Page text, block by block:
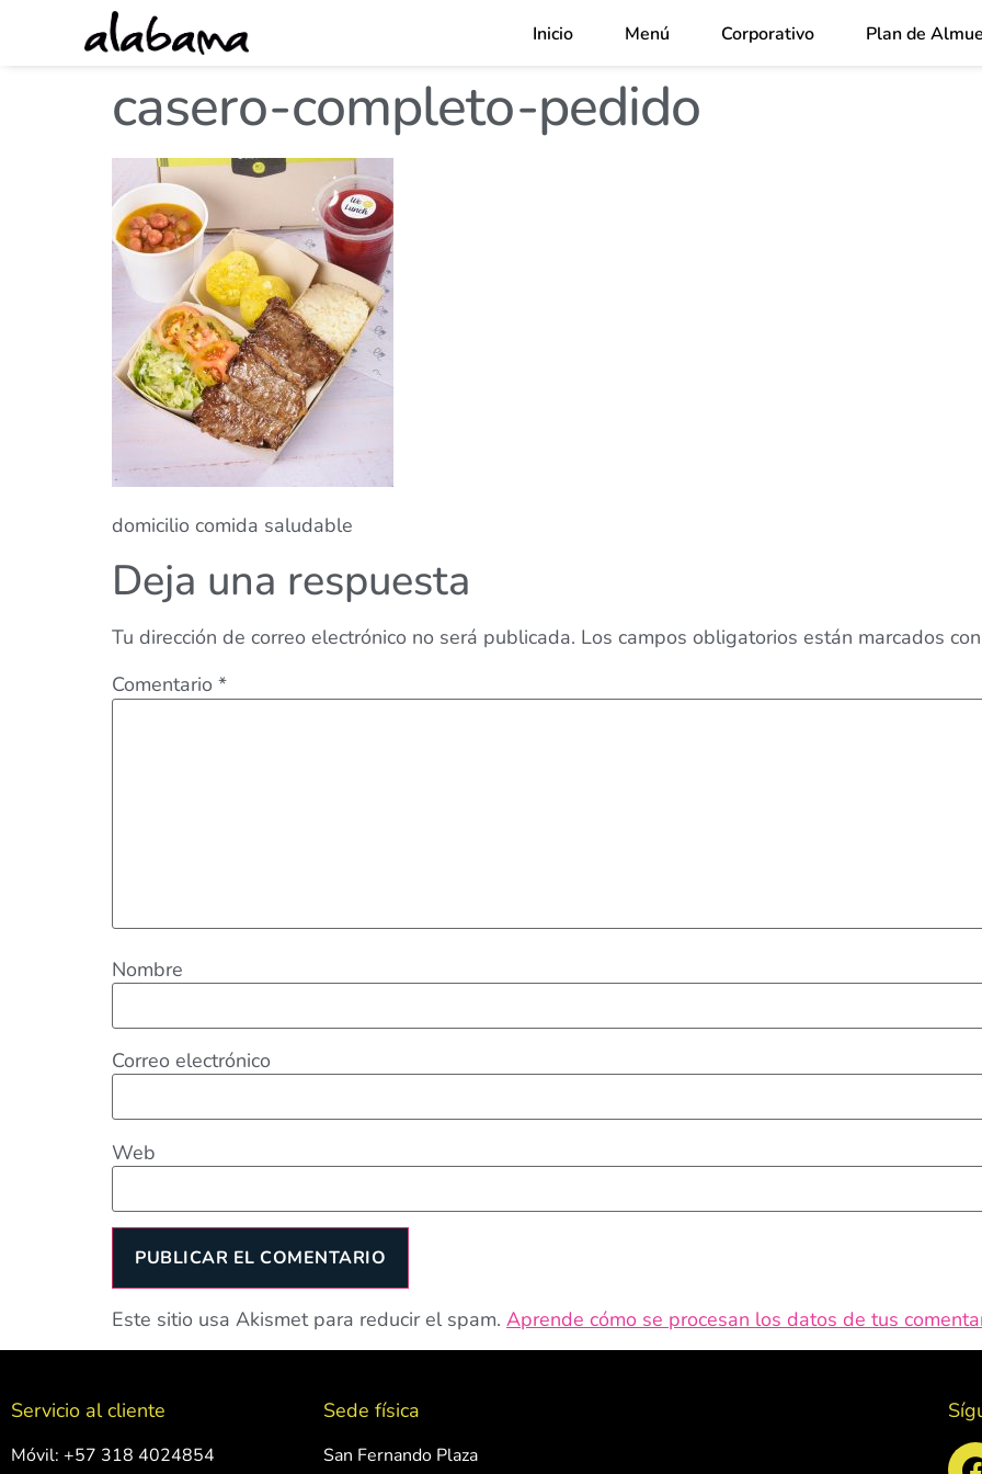
Inicio Menú Corporativo Plan de
casero-completo-pedido
domicilio comida saludable
Deja una respuesta
Tu dirección de correo electrónico no será publicada. Los campos obligatorios están marcados
Comentario *
Nombre
Correo electrónico
Web
Este sitio usa Akismet para reducir el spam. Aprende cómo se procesan los datos de tus
Servicio al cliente
Móvil: +57 318 4024854
Sede física
San Fernando Plaza